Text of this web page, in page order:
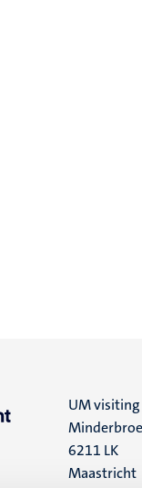
UM visiting
6211 LK
Maastricht